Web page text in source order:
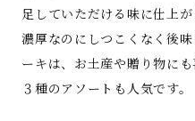
足していただける味に仕上が
濃厚なのにしつこくなく後
ーキは、お土産や贈り物にも
３種のアソートも人気です。